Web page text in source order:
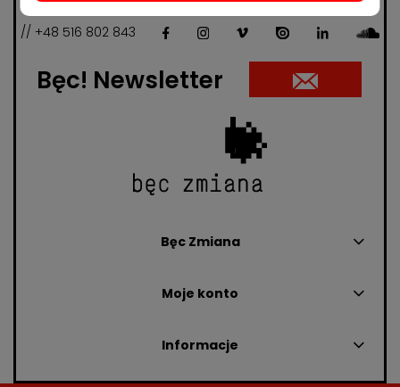
// +48 516 802 843
Bęc! Newsletter
Bęc Zmiana
Moje konto
Informacje